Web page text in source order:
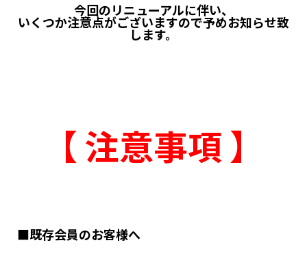
今回のリニューアルに伴い、
いくつか注意点がございますので予めお知らせ致
します。
【 注意事項 】
■既存会員のお客様へ